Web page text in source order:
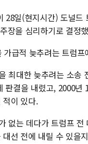
李 "해남 태
일(현지시간) 도널드
장을 심리하기로 결정
급적 늦추려는 트럼
최대한 늦추려는 소송
결을 내렸고, 2000년
적이 있다.
없는 데다가 트럼프
선 전에 내릴 수 있을